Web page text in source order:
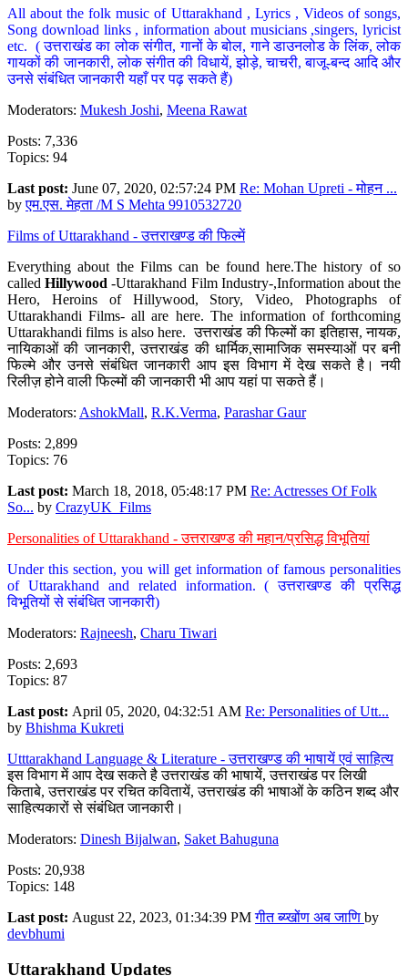
All about the folk music of Uttarakhand , Lyrics , Videos of songs,
Song download links , information about musicians ,singers, lyricist
etc. ( उत्तराखंड का लोक संगीत, गानों के बोल, गाने डाउनलोड के लिंक, लोक
गायकों की जानकारी, लोक संगीत की विधायें, झोड़े, चाचरी, बाजू-बन्द आदि और
उनसे संबंधित जानकारी यहाँ पर पढ़ सकते हैं)
Moderators: Mukesh Joshi, Meena Rawat
Posts: 7,336
Topics: 94
Last post: June 07, 2020, 02:57:24 PM Re: Mohan Upreti - मोहन ...
byएम.एस. मेहता /M S Mehta 9910532720
Films of Uttarakhand - उत्तराखण्ड की फिल्में
Everything about the Films can be found here.The history of so
calledHillywood-Uttarakhand Film Industry-,Information about the
Hero, Heroins of Hillywood, Story, Video, Photographs of
Uttarakhandi Films- all are here. The information of forthcoming
Uttarakhandi films is also here. उत्तराखंड की फिल्मों का इतिहास, नायक,
नायिकाओं की जानकारी, उत्तराखंड की धार्मिक,सामाजिक समस्याओं पर बनी
फिल्मे और उनसे संबंधित जानकारी आप इस विभाग में देख सकते है। नयी
रिलीज़ होने वाली फिल्मों की जानकारी भी आप यहां पा सकते हैं।
Moderators: AshokMall, R.K.Verma, Parashar Gaur
Posts: 2,899
Topics: 76
Last post: March 18, 2018, 05:48:17 PM Re: Actresses Of Folk
So... by CrazyUK_Films
Personalities of Uttarakhand - उत्तराखण्ड की महान/प्रसिद्ध विभूतियां
Under this section, you will get information of famous personalities
of Uttarakhand and related information. ( उत्तराखण्ड की प्रसिद्ध
विभूतियों से संबंधित जानकारी)
Moderators: Rajneesh, Charu Tiwari
Posts: 2,693
Topics: 87
Last post: April 05, 2020, 04:32:51 AM Re: Personalities of Utt...
by Bhishma Kukreti
Utttarakhand Language & Literature - उत्तराखण्ड की भाषायें एवं साहित्य
इस विभाग में आप देख सकते है उत्तराखंड की भाषायें, उत्तराखंड पर लिखी
किताबे, उत्तराखंड पर रचित कवितायें, उत्तराखंड की भाषाओं के कठिन शब्द और
साहित्यकारों से संबंधित जानकारी।
Moderators: Dinesh Bijalwan, Saket Bahuguna
Posts: 20,938
Topics: 148
Last post: August 22, 2023, 01:34:39 PMगीत ब्य्खोंण अब जाणि by
devbhumi
Uttarakhand Updates